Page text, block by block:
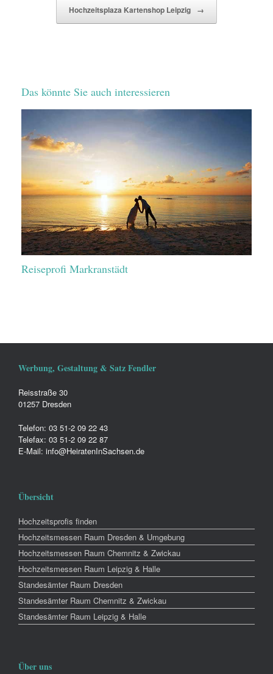
Hochzeitsplaza Kartenshop Leipzig →
Das könnte Sie auch interessieren
Reiseprofi Markranstädt
Werbung, Gestaltung & Satz Fendler
Reisstraße 30
01257 Dresden
Telefon: 03 51-2 09 22 43
Telefax: 03 51-2 09 22 87
E-Mail: info@HeiratenInSachsen.de
Übersicht
Hochzeitsprofis finden
Hochzeitsmessen Raum Dresden & Umgebung
Hochzeitsmessen Raum Chemnitz & Zwickau
Hochzeitsmessen Raum Leipzig & Halle
Standesämter Raum Dresden
Standesämter Raum Chemnitz & Zwickau
Standesämter Raum Leipzig & Halle
Über uns